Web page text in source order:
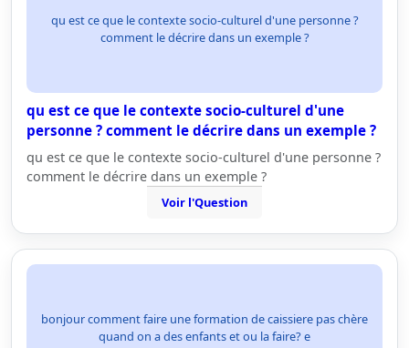
qu est ce que le contexte socio-culturel d'une personne ?
comment le décrire dans un exemple ?
qu est ce que le contexte socio-culturel d'une
personne ? comment le décrire dans un exemple ?
qu est ce que le contexte socio-culturel d'une personne ?
comment le décrire dans un exemple ?
Voir l'Question
bonjour comment faire une formation de caissiere pas chère
quand on a des enfants et ou la faire? e